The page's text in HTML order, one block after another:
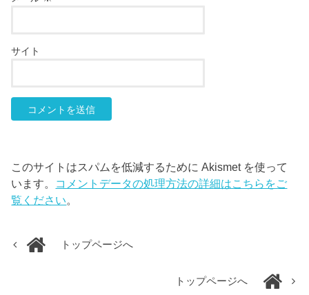
サイト
このサイトはスパムを低減するために Akismet を使って
います。 コメントデータの処理方法の詳細はこちらをご
覧ください。
トップページへ
トップページへ